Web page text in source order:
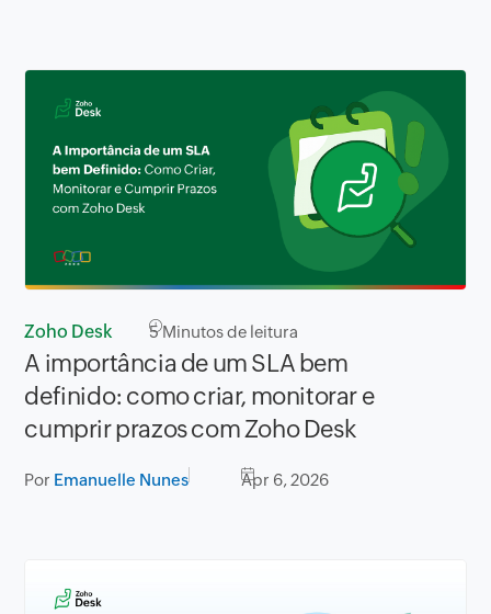
Zoho Desk 5Minutos de leitura
A importância de um SLA bem
definido: como criar, monitorar e
cumprir prazos com Zoho Desk
Por Emanuelle Nunes Apr 6, 2026